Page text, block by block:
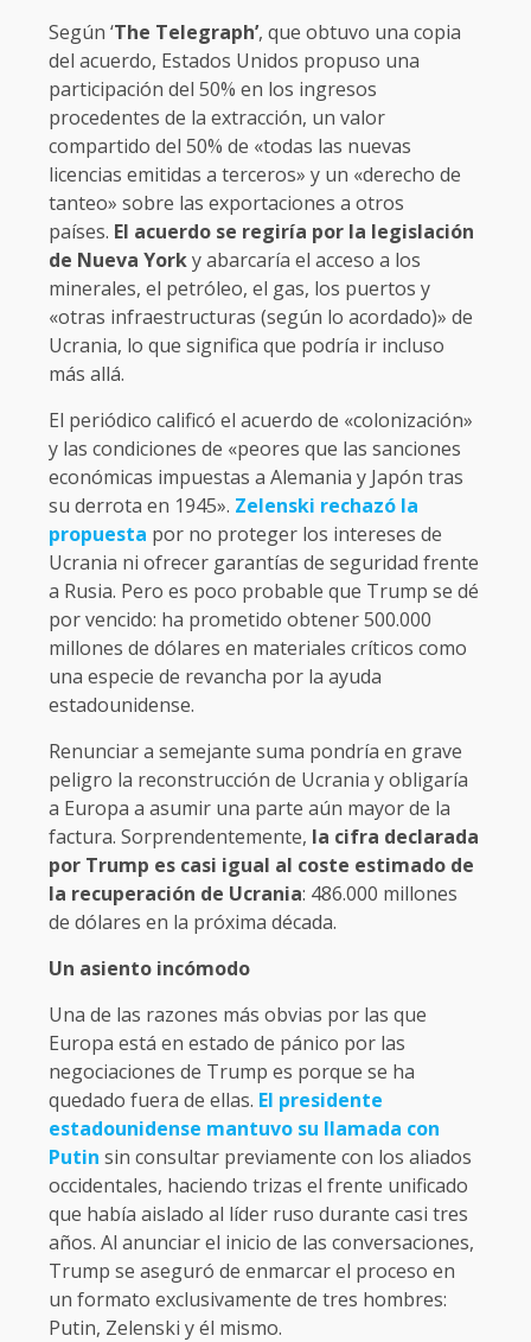
Según ‘The Telegraph’, que obtuvo una copia
del acuerdo, Estados Unidos propuso una
participación del 50% en los ingresos
procedentes de la extracción, un valor
compartido del 50% de «todas las nuevas
licencias emitidas a terceros» y un «derecho de
tanteo» sobre las exportaciones a otros
países. El acuerdo se regiría por la legislación
de Nueva Yorky abarcaría el acceso a los
minerales, el petróleo, el gas, los puertos y
«otras infraestructuras (según lo acordado)» de
Ucrania, lo que significa que podría ir incluso
más allá.
El periódico calificó el acuerdo de «colonización»
y las condiciones de «peores que las sanciones
económicas impuestas a Alemania y Japón tras
su derrota en 1945». Zelenski rechazó la
propuesta por no proteger los intereses de
Ucrania ni ofrecer garantías de seguridad frente
a Rusia. Pero es poco probable que Trump se dé
por vencido: ha prometido obtener 500.000
millones de dólares en materiales críticos como
una especie de revancha por la ayuda
estadounidense.
Renunciar a semejante suma pondría en grave
peligro la reconstrucción de Ucrania y obligaría
a Europa a asumir una parte aún mayor de la
factura. Sorprendentemente, la cifra declarada
por Trump es casi igual al coste estimado de
la recuperación de Ucrania: 486.000 millones
de dólares en la próxima década.
Un asiento incómodo
Una de las razones más obvias por las que
Europa está en estado de pánico por las
negociaciones de Trump es porque se ha
quedado fuera de ellas. El presidente
estadounidense mantuvo su llamada con
Putin sin consultar previamente con los aliados
occidentales, haciendo trizas el frente unificado
que había aislado al líder ruso durante casi tres
años. Al anunciar el inicio de las conversaciones,
Trump se aseguró de enmarcar el proceso en
un formato exclusivamente de tres hombres:
Putin, Zelenski y él mismo.